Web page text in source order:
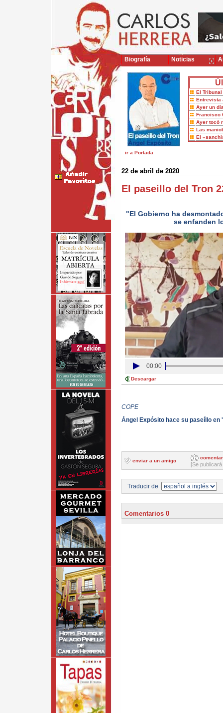
El
Entrevista
Ayer un
Francisco
Ayer tocó
Las
El
ir a Portada
22 de abril de 2020
El paseillo del Tron
"El Gobierno ha
se enfanden
00:00
Descargar
COPE
Ángel Expósito hace su paseíllo en
enviar a un amigo
comentar
[Se
Traducir de
Comentarios 0
Biografía Noticias